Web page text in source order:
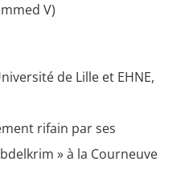
V)
de Lille et EHNE,
rifain par ses
» à la Courneuve